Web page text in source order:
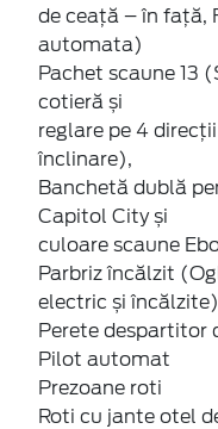
de ceață – în față,
automata)
Pachet scaune 13
cotieră și
reglare pe 4
înclinare),
Banchetă dublă
Capitol City și
culoare scaune
Parbriz încălzit
electric și încălzite)
Perete despartitor
Pilot automat
Prezoane roti
Roti cu jante otel